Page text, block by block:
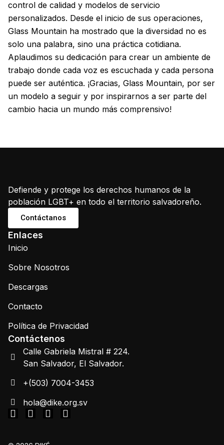
control de calidad y modelos de servicio
personalizados. Desde el inicio de sus operaciones,
Glass Mountain ha mostrado que la diversidad no es
solo una palabra, sino una práctica cotidiana.
Aplaudimos su dedicación para crear un ambiente de
trabajo donde cada voz es escuchada y cada persona
puede ser auténtica. ¡Gracias, Glass Mountain, por ser
un modelo a seguir y por inspirarnos a ser parte del
cambio hacia un mundo más comprensivo!
Defiende y protege los derechos humanos de la
población LGBT+ en todo el territorio salvadoreño.
Contáctanos
Enlaces
Inicio
Sobre Nosotros
Descargas
Contacto
Política de Privacidad
Contáctenos
Calle Gabriela Mistral # 224.
San Salvador, El Salvador.
+(503) 7004-3453
hola@dike.org.sv